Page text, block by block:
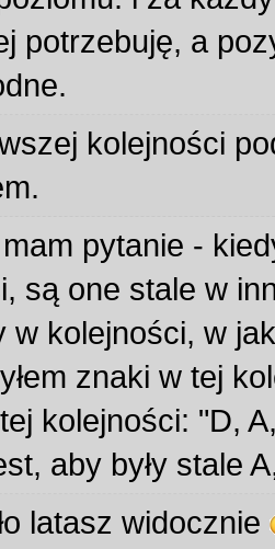
potrzebuję, a
kolejności
pytanie -
są one stale w
w kolejności, w
znaki w tej
kolejności: "D,
aby były stale
latasz widocznie